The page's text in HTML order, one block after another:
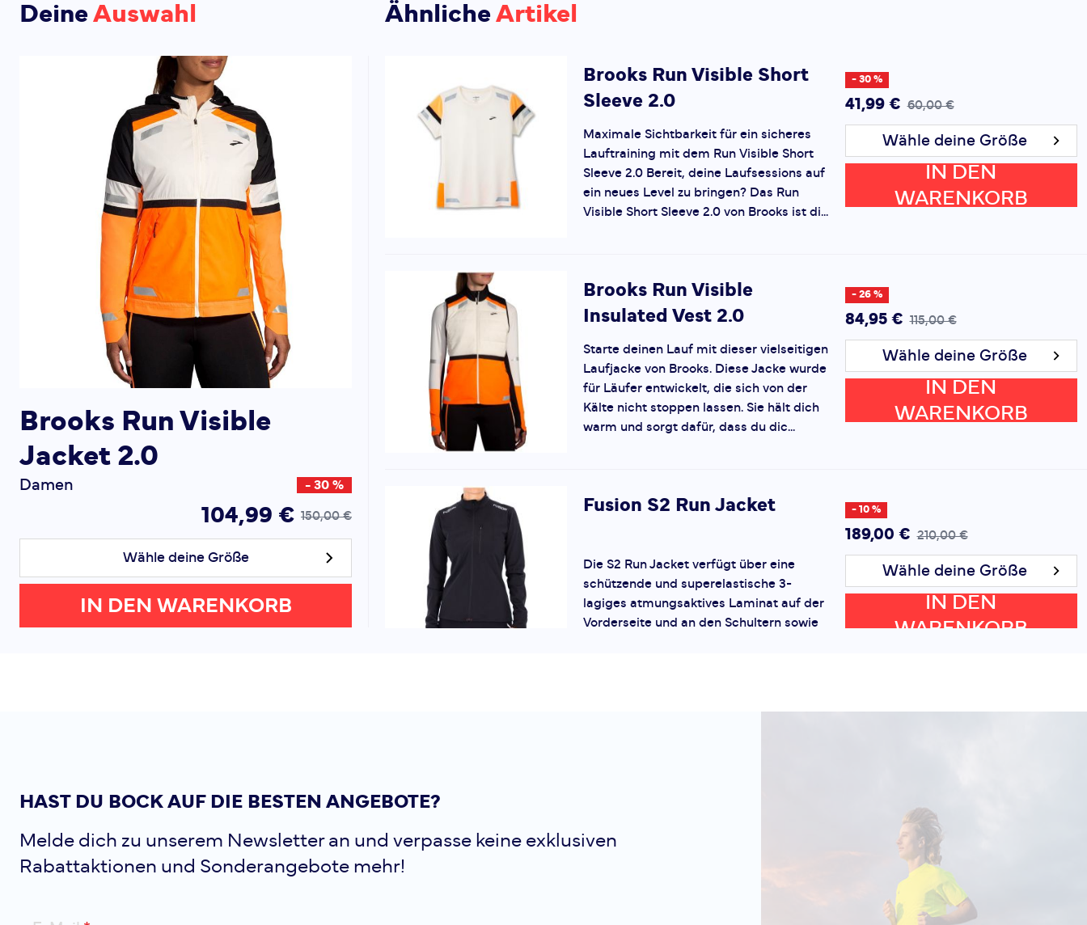
DeineAuswahl
Brooks Run Visible
Jacket 2.0
Damen - 30 %
104,99 € 150,00 €
Wähle deine Größe
IN DEN WARENKORB
ÄhnlicheArtikel
Brooks Run Visible Short
Sleeve 2.0
- 30 %
41,99 € 60,00 €
Maximale Sichtbarkeit für ein sicheres
Lauftraining mit dem Run Visible Short
Sleeve 2.0 Bereit, deine Laufsessions auf
ein neues Level zu bringen? Das Run
Visible Short Sleeve 2.0 von Brooks ist di...
Wähle deine Größe
IN DEN
WARENKORB
Brooks Run Visible
Insulated Vest 2.0
- 26 %
84,95 € 115,00 €
Starte deinen Lauf mit dieser vielseitigen
Laufjacke von Brooks. Diese Jacke wurde
für Läufer entwickelt, die sich von der
Kälte nicht stoppen lassen. Sie hält dich
warm und sorgt dafür, dass du dic...
Wähle deine Größe
IN DEN
WARENKORB
Fusion S2 Run Jacket - 10 %
189,00 € 210,00 €
Die S2 Run Jacket verfügt über eine
schützende und superelastische 3-
lagiges atmungsaktives Laminat auf der
Vorderseite und an den Schultern sowie
Wähle deine Größe
IN DEN
WARENKORB
fortzusetzen? Der Run Visible Thermal
IN DEN
WARENKORB
HAST DU BOCK AUF DIE BESTEN ANGEBOTE?
Melde dich zu unserem Newsletter an und verpasse keine exklusiven
Rabattaktionen und Sonderangebote mehr!